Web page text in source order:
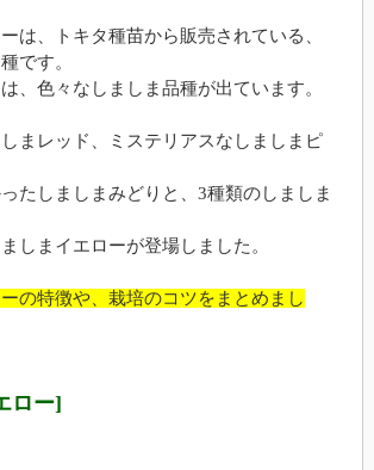
は、トキタ種苗から販売されている、
です。
、色々なしましま品種が出ています。
まレッド、ミステリアスなしましまピ
たしましまみどりと、3種類のしましま
しまイエローが登場しました。
の特徴や、栽培のコツをまとめまし
ロー]